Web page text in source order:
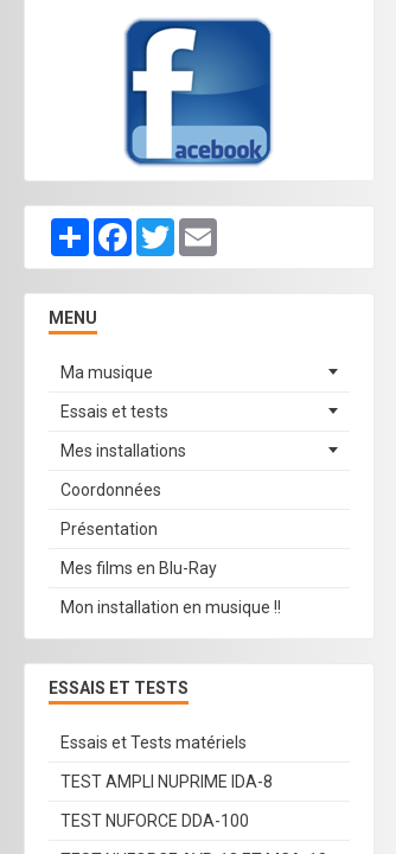
PartagerFacebook
Twitter
MENU
Ma musique
Essais et tests
Mes installations
Coordonnées
Présentation
Mes films en Blu-Ray
Mon installation en musique !!
ESSAIS ET TESTS
Essais et Tests matériels
TEST AMPLI NUPRIME IDA-8
TEST NUFORCE DDA-100